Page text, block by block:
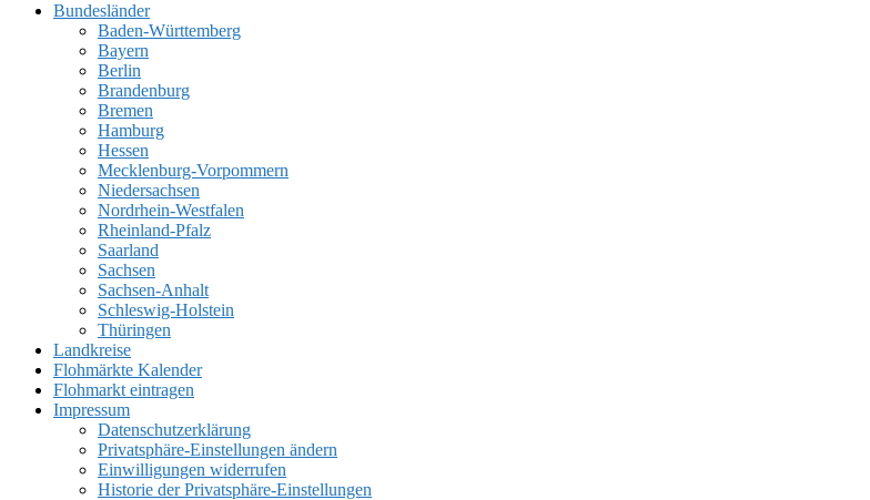
Bundesländer
Baden-Württemberg
Bayern
Berlin
Brandenburg
Bremen
Hamburg
Hessen
Mecklenburg-Vorpommern
Niedersachsen
Nordrhein-Westfalen
Rheinland-Pfalz
Saarland
Sachsen
Sachsen-Anhalt
Schleswig-Holstein
Thüringen
Landkreise
Flohmärkte Kalender
Flohmarkt eintragen
Impressum
Datenschutzerklärung
Privatsphäre-Einstellungen ändern
Einwilligungen widerrufen
Historie der Privatsphäre-Einstellungen